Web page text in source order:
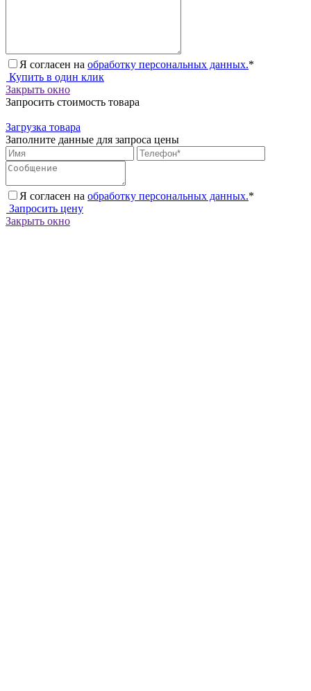
Я согласен на обработку персональных данных.*
Купить в один клик
Закрыть окно
Запросить стоимость товара
Загрузка товара
Заполните данные для запроса цены
Я согласен на обработку персональных данных.*
Запросить цену
Закрыть окно